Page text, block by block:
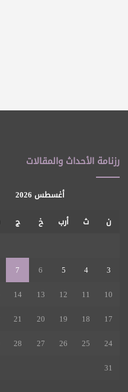
رزنامة الأحداث والمقالات
أغسطس 2026
ن
ث أرب خ ج
3
4
5
6
7
10
11
12
13
14
17
18
19
20
21
24
25
26
27
28
31